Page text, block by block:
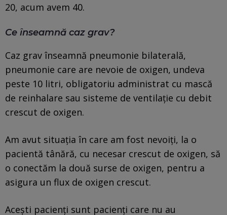
20, acum avem 40.
Ce înseamnă caz grav?
Caz grav înseamnă pneumonie bilaterală,
pneumonie care are nevoie de oxigen, undeva
peste 10 litri, obligatoriu administrat cu mască
de reinhalare sau sisteme de ventilație cu debit
crescut de oxigen.
Am avut situația în care am fost nevoiți, la o
pacientă tânără, cu necesar crescut de oxigen, să
o conectăm la două surse de oxigen, pentru a
asigura un flux de oxigen crescut.
Acești pacienți sunt pacienți care nu au